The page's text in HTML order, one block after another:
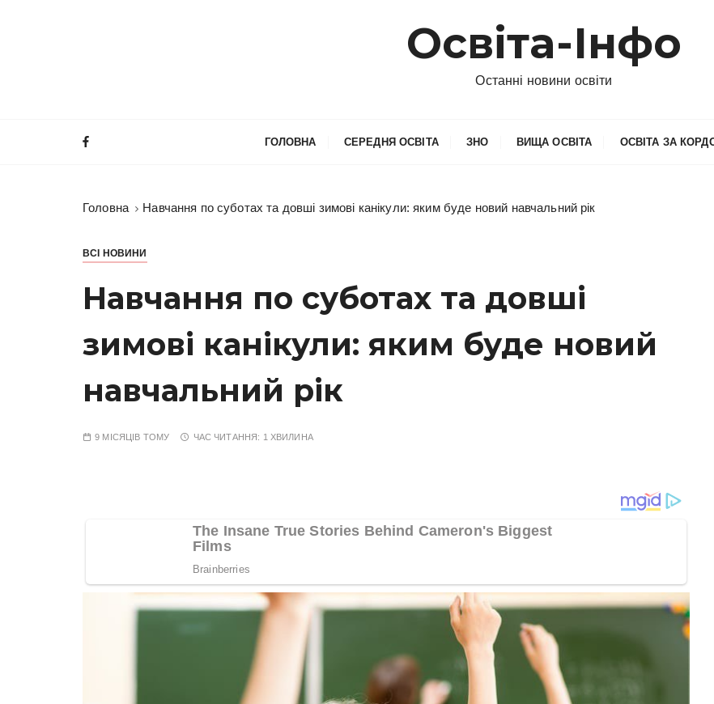
Освіта-Інфо
Останні новини освіти
ГОЛОВНА СЕРЕДНЯ ОСВІТА ЗНО ВИЩА ОСВІТА ОСВІТА ЗА
Головна Навчання по суботах та довші зимові канікули: яким буде новий навчальний рік
ВСІ НОВИНИ
Навчання по суботах та довші
зимові канікули: яким буде новий
навчальний рік
9 МІСЯЦІВ ТОМУ ЧАС ЧИТАННЯ: 1 ХВИЛИНА